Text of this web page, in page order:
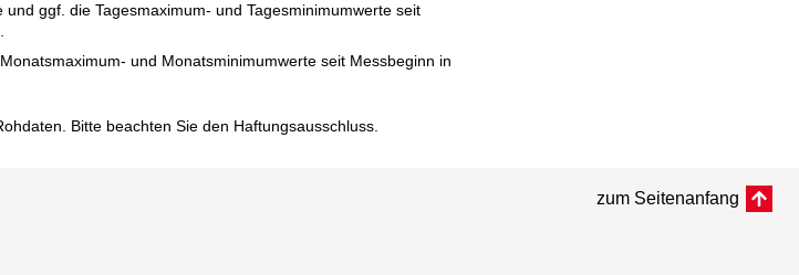
ggf. die Tagesmaximum- und Tagesminimumwerte seit
und Monatsminimumwerte seit Messbeginn in
Bitte beachten Sie den Haftungsausschluss.
zum Seitenanfang